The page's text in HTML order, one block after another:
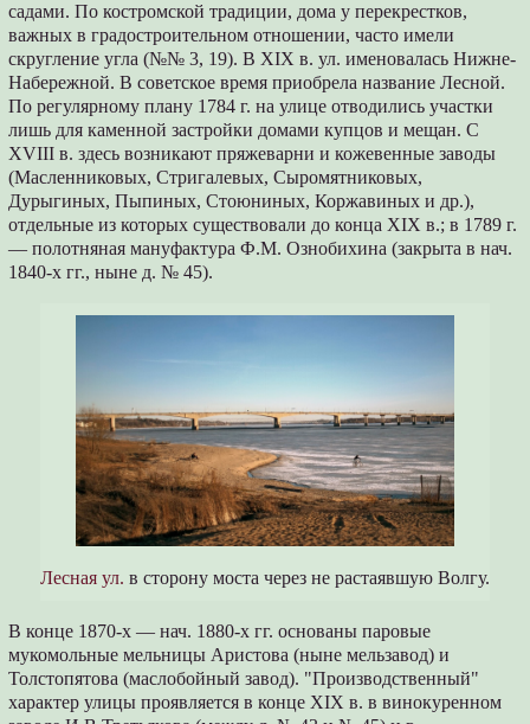
садами. По костромской традиции, дома у перекрестков,
важных в градостроительном отношении, часто имели
скругление угла (№№ 3, 19). В XIX в. ул. именовалась Нижне-
Набережной. В советское время приобрела название Лесной.
По регулярному плану 1784 г. на улице отводились участки
лишь для каменной застройки домами купцов и мещан. С
XVIII в. здесь возникают пряжеварни и кожевенные заводы
(Масленниковых, Стригалевых, Сыромятниковых,
Дурыгиных, Пыпиных, Стоюниных, Коржавиных и др.),
отдельные из которых существовали до конца XIX в.; в 1789 г.
— полотняная мануфактура Ф.М. Ознобихина (закрыта в нач.
1840-х гг., ныне д. № 45).
Лесная ул. в сторону моста через не растаявшую Волгу.
В конце 1870-х — нач. 1880-х гг. основаны паровые
мукомольные мельницы Аристова (ныне мельзавод) и
Толстопятова (маслобойный завод). "Производственный"
характер улицы проявляется в конце XIX в. в винокуренном